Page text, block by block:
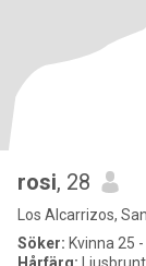
rosi, 28
Los Alcarrizos,
Söker: Kvinna 25